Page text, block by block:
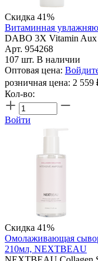
Скидка 41%
Витаминная
DABO 3X Vitamin Aux
Арт. 954268
107 шт. В наличии
Оптовая цена:
розничная цена: 2 559
Кол-во:
Войти
Скидка 41%
Омолаживающая
210мл, NEXTBEAU